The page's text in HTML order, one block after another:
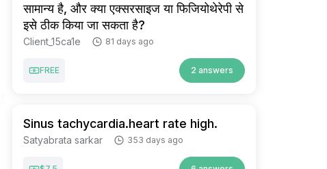
सामान्य है, और क्या एक्सरसाइज या फिजियोथेरेपी से
इसे ठीक किया जा सकता है?
Client_15ca1e 81 days ago
FREE 2 answers
Sinus tachycardia.heart rate high.
Satyabrata sarkar 353 days ago